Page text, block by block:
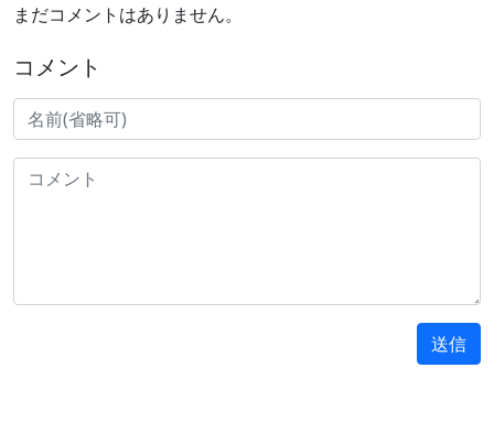
まだコメントはありません。
コメント
送信